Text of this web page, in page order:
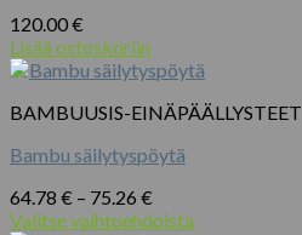
120.00€
Lisää ostoskoriin
BAMBUUSIS-EINÄPÄÄLLYSTEET
Bambu säilytyspöytä
64.78 € – 75.26 €
64.78 €
Valitse vaihtoehdoista